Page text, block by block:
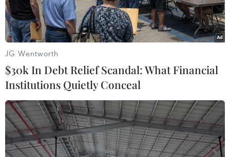
Ảnh minh họa. (Nguồn: Vietnam+)
JG Wentworth
$30k In Debt Relief Scandal: What Financial
Institutions Quietly Conceal